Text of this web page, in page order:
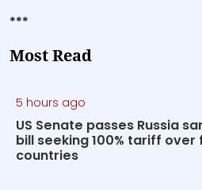
***
Most Read
5 hours ago
US Senate passes Russia
bill seeking 100% tariff over
countries